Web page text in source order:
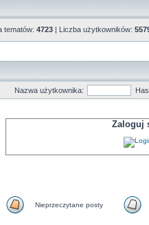
tematów: 4723 | Liczba użytkowników:
Nazwa użytkownika:
Zaloguj
Nieprzeczytane posty